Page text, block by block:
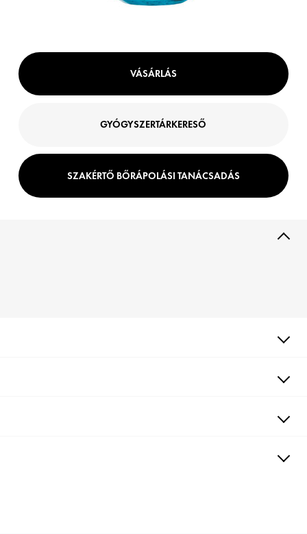
VÁSÁRLÁS
GYÓGYSZERTÁRKERESŐ
SZAKÉRTŐ BŐRÁPOLÁSI TANÁCSADÁS